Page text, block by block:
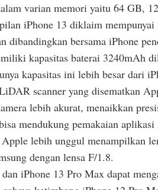
varian memori yaitu 64 GB,
iPhone 13 diklaim mempunyai
dibandingkan bersama iPhone
kapasitas baterai 3240mAh
kapasitas ini lebih besar dari
scanner yang disematkan
lebih akurat, menaikkan
mendukung pemakaian
lebih unggul menampilkan
dengan lensa F/1.8.
iPhone 13 Pro Max dapat